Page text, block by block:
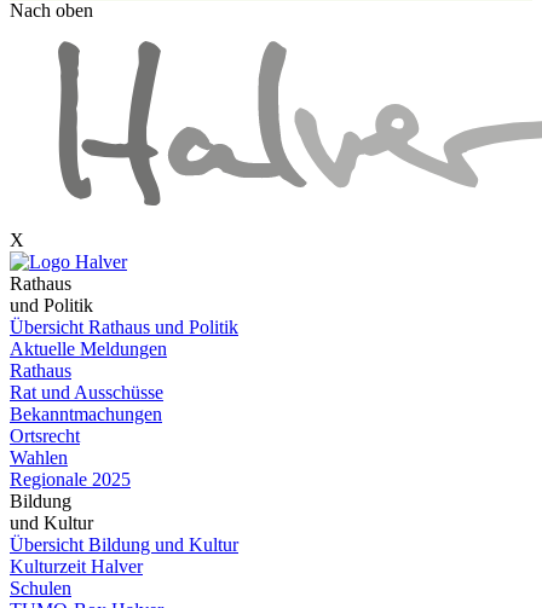
Nach oben
X
Rathaus
und Politik
Übersicht Rathaus und Politik
Aktuelle Meldungen
Rathaus
Rat und Ausschüsse
Bekanntmachungen
Ortsrecht
Wahlen
Regionale 2025
Bildung
und Kultur
Übersicht Bildung und Kultur
Kulturzeit Halver
Schulen